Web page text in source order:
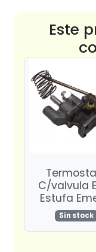
Este
C/valvula
Estufa
Sin stock